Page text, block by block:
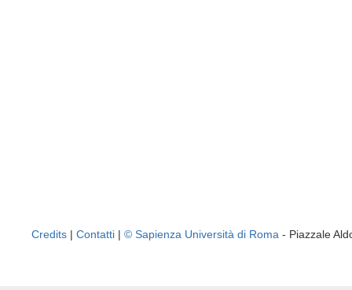
Credits | Contatti | © Sapienza Università di Roma - Piazzale